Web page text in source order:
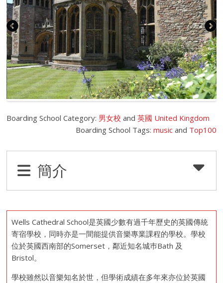
Boarding School Category: 男女校 and英國 United Kingdom
Boarding School Tags: musicand Top100
簡介
Wells Cathedral School是英國少數有過千年歷史的英國傳統
寄宿學校，同時亦是一間能提供音樂專業課程的學校。學校
位於英國西南部的Somerset，鄰近知名城巿Bath 及
Bristol。
學校雖然以音樂知名於世，但學術成績在多年來亦位於英國